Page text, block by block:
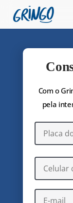
Pular
para
conteúdo
Com o
pela